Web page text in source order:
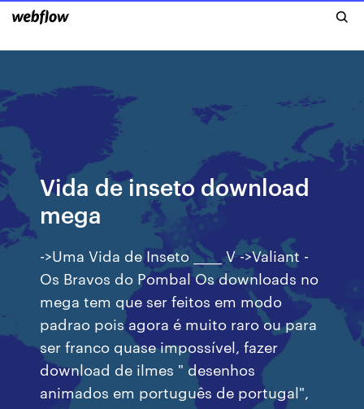
Vida de inseto download
mega
->Uma Vida de Inseto _____ V ->Valiant -
Os Bravos do Pombal Os downloads no
mega tem que ser feitos em modo
padrao pois agora é muito raro ou para
ser franco quase impossível, fazer
download de ilmes " desenhos
animados em português de portugal",